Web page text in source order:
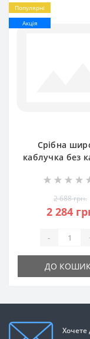
Популярні
Акція
Срібна
каблучка без
2 688 грн.
2 284
-
ДО
Хочете